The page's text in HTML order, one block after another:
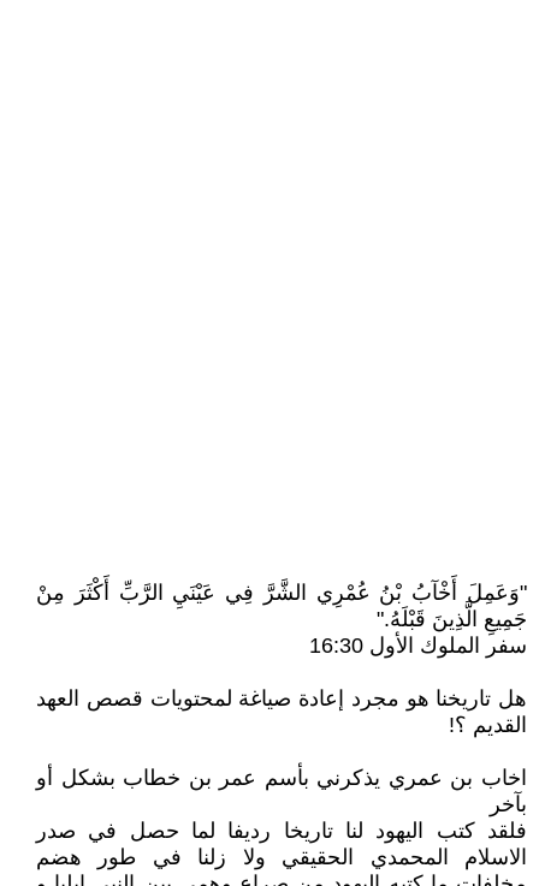
"وَعَمِلَ أَخْآبُ بْنُ عُمْرِي الشَّرَّ فِي عَيْنَيِ الرَّبِّ أَكْثَرَ مِنْ
جَمِيعِ الَّذِينَ قَبْلَهُ."
سفر الملوك الأول 16:30
هل تاريخنا هو مجرد إعادة صياغة لمحتويات قصص العهد
القديم ؟!
اخاب بن عمري يذكرني بأسم عمر بن خطاب بشكل أو
بآخر
فلقد كتب اليهود لنا تاريخا رديفا لما حصل في صدر
الاسلام المحمدي الحقيقي ولا زلنا في طور هضم